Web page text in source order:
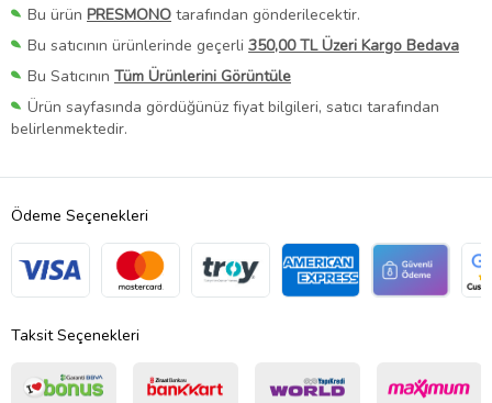
Bu ürün PRESMONO tarafından gönderilecektir.
Bu satıcının ürünlerinde geçerli 350,00 TL Üzeri Kargo Bedava
Bu Satıcının Tüm Ürünlerini Görüntüle
Ürün sayfasında gördüğünüz fiyat bilgileri, satıcı tarafından
belirlenmektedir.
Ödeme Seçenekleri
Taksit Seçenekleri